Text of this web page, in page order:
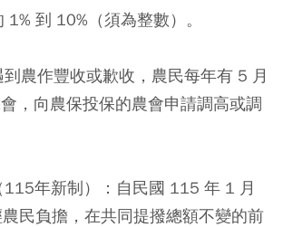
到 10%（須為整數）。
農作豐收或歉收，農民每年有 5 月
，向農保投保的農會申請調高或調
年新制）：自民國 115 年 1 月
民負擔，在共同提撥總額不變的前